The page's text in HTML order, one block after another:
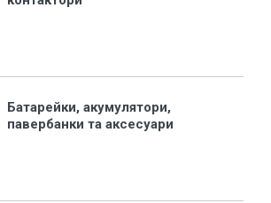
Батарейки, акумулятори,
павербанки та аксесуари